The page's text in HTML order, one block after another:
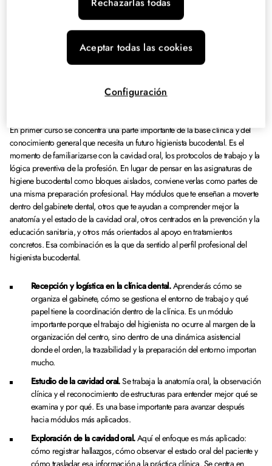
asignaturas de higiene bucodentalpueden ordenarse de forma distinta
según la organización del centro o la comunidad autónoma, pero el plan
oficial incluye módulos profesionales bastante definidos. Lo más útil no es
memorizar el nombre de cada uno, sino entender qué te aporta cada materia
Módulos de primero
En primer curso se concentra una parte importante de la base clínica y del
conocimiento general que necesita un futuro higienista bucodental. Es el
momento de familiarizarse con la cavidad oral, los protocolos de trabajo y la
lógica preventiva de la profesión. En lugar de pensar en las asignaturas de
higiene bucodental como bloques aislados, conviene verlas como partes de
una misma preparación profesional. Hay módulos que te enseñan a moverte
dentro del gabinete dental, otros que te ayudan a comprender mejor la
anatomía y el estado de la cavidad oral, otros centrados en la prevención y la
educación sanitaria, y otros más orientados al apoyo en tratamientos
concretos. Esa combinación es la que da sentido al perfil profesional del
higienista bucodental.
Recepción y logística en la clínica dental.Aprenderás cómo se
organiza el gabinete, cómo se gestiona el entorno de trabajo y qué
papel tiene la coordinación dentro de la clínica. Es un módulo
importante porque el trabajo del higienista no ocurre al margen de la
organización del centro, sino dentro de una dinámica asistencial
donde el orden, la trazabilidad y la preparación del entorno importan
mucho.
Estudio de la cavidad oral.Se trabaja la anatomía oral, la observación
clínica y el reconocimiento de estructuras para entender mejor qué se
examina y por qué. Es una base importante para avanzar después
hacia módulos más aplicados.
Exploración de la cavidad oral.Aquí el enfoque es más aplicado:
cómo registrar hallazgos, cómo observar el estado oral del paciente y
cómo trasladar esa información a la práctica clínica. Se centra en
Aceptar todas las cookies
Configuración